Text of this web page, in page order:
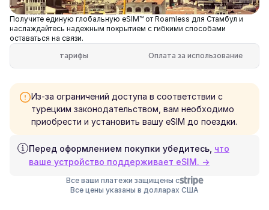
Получите единую глобальную eSIM™ от Roamless для Стамбул и
наслаждайтесь надежным покрытием с гибкими способами
оставаться на связи.
тарифы
Оплата за использование
Из-за ограничений доступа в соответствии с
турецким законодательством, вам необходимо
приобрести и установить вашу eSIM до поездки.
Перед оформлением покупки убедитесь, что
ваше устройство поддерживает eSIM. →
Все ваши платежи защищены с
Все цены указаны в долларах США